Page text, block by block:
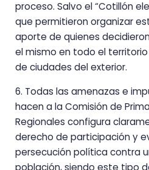
proceso. Salvo el “Cotillón
que permitieron organizar
aporte de quienes
el mismo en todo el
de ciudades del exterior.
6. Todas las amenazas e
hacen a la Comisión de
Regionales configura
derecho de participación y
persecución política contra
población, siendo este tipo